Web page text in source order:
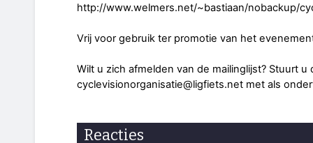
http://www.welmers.net/~bastiaan/nobackup/
Vrij voor gebruik ter promotie van het
Wilt u zich afmelden van de mailinglijst? Stuurt u
cyclevisionorganisatie@ligfiets.net met als
Reacties